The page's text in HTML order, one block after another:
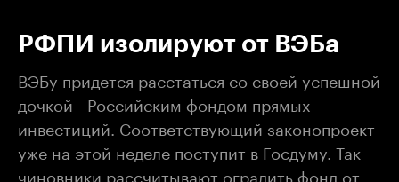
РФПИ изолируют от ВЭБа
ВЭБу придется расстаться со своей успешной
дочкой - Российским фондом прямых
инвестиций. Соответствующий законопроект
уже на этой неделе поступит в Госдуму. Так
чиновники рассчитывают оградить фонд от